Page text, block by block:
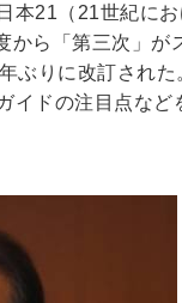
本21（21世紀に
から「第三次」が
ぶりに改訂され
イドの注目点など